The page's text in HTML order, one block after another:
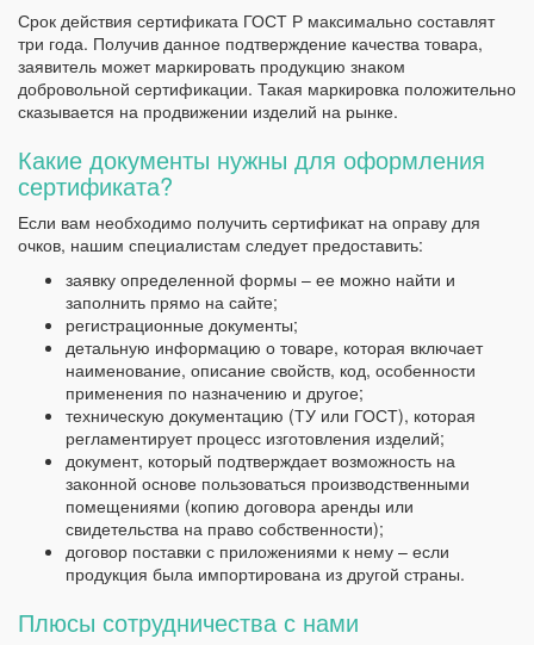
Срок действия сертификата ГОСТ Р максимально составлят
три года. Получив данное подтверждение качества товара,
заявитель может маркировать продукцию знаком
добровольной сертификации. Такая маркировка положительно
сказывается на продвижении изделий на рынке.
Какие документы нужны для оформления
сертификата?
Если вам необходимо получить сертификат на оправу для
очков, нашим специалистам следует предоставить:
заявку определенной формы – ее можно найти и
заполнить прямо на сайте;
регистрационные документы;
детальную информацию о товаре, которая включает
наименование, описание свойств, код, особенности
применения по назначению и другое;
техническую документацию (ТУ или ГОСТ), которая
регламентирует процесс изготовления изделий;
документ, который подтверждает возможность на
законной основе пользоваться производственными
помещениями (копию договора аренды или
свидетельства на право собственности);
договор поставки с приложениями к нему – если
продукция была импортирована из другой страны.
Плюсы сотрудничества с нами